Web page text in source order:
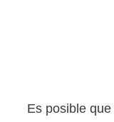
Es posible